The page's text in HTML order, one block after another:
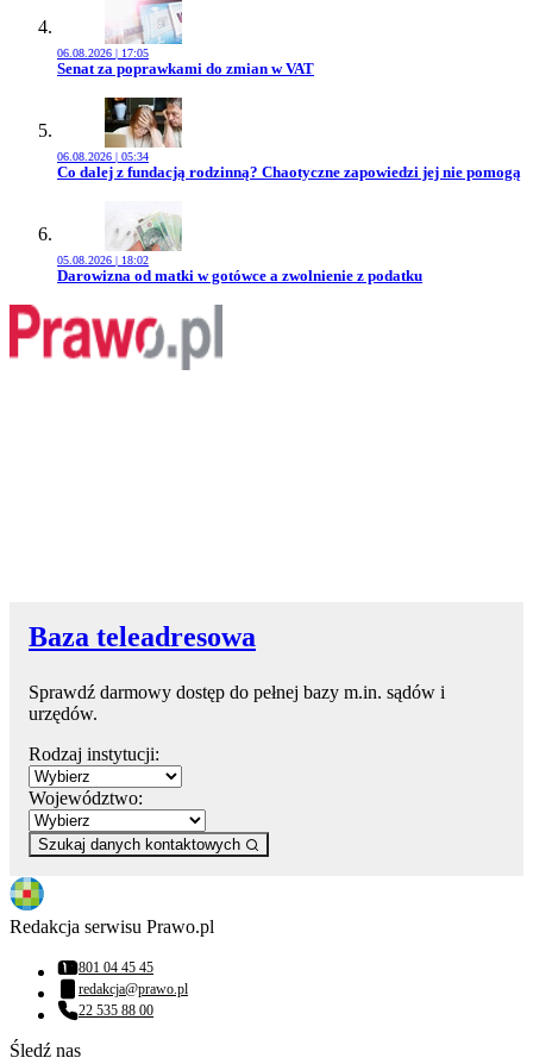
06.08.2026 | 17:05
Przejdź do artykułu:
Senat za poprawkami do zmian w VAT
06.08.2026 | 05:34
Przejdź do artykułu:
Co dalej z fundacją rodzinną? Chaotyczne zapowiedzi jej nie pomogą
05.08.2026 | 18:02
Przejdź do artykułu:
Darowizna od matki w gotówce a zwolnienie z podatku
Baza teleadresowa
Sprawdź darmowy dostęp do pełnej bazy m.in. sądów i
urzędów.
Rodzaj instytucji:
Województwo:
Szukaj danych kontaktowych
Redakcja serwisu Prawo.pl
Numer telefonu:
801 04 45 45
Adres email:
redakcja@prawo.pl
Numer telefonu:
22 535 88 00
Śledź nas